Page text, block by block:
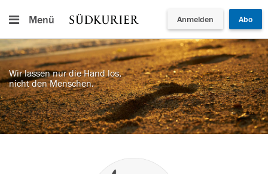
Menü Anmelden Abo
Wir lassen nur die Hand los,
nicht den Menschen.